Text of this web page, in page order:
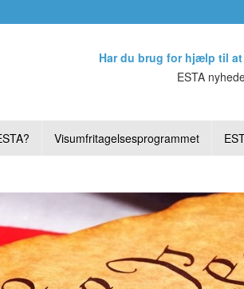
Har du brug for hjælp til
ESTA
Visumfritagelsesprogrammet